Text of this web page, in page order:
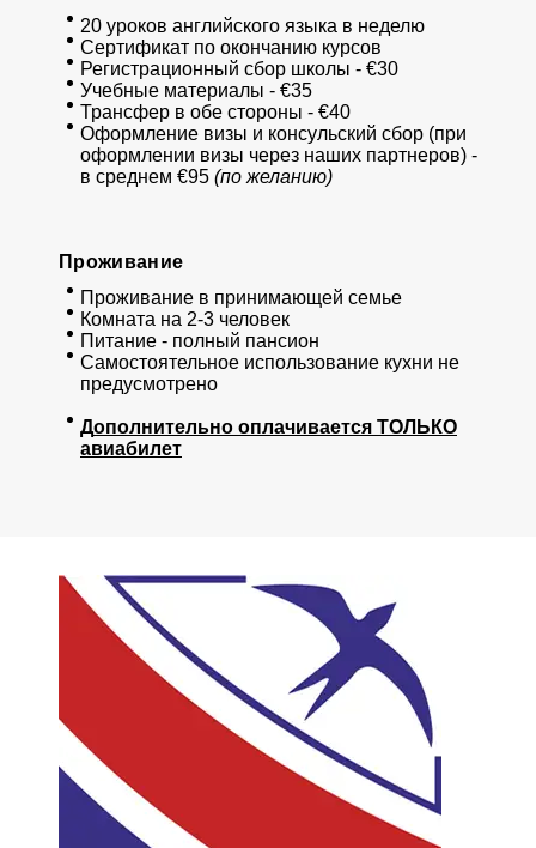
20 уроков английского языка в неделю
Сертификат по окончанию курсов
Регистрационный сбор школы - €30
Учебные материалы - €35
Трансфер в обе стороны - €40
Оформление визы и консульский сбор (при
оформлении визы через наших партнеров) -
в среднем €95 (по желанию)
Проживание
Проживание в принимающей семье
Комната на 2-3 человек
Питание - полный пансион
Самостоятельное использование кухни не
предусмотрено
Дополнительно оплачивается ТОЛЬКО
авиабилет